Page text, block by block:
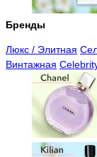
Бренды
Люкс / Элитная
Винтажная